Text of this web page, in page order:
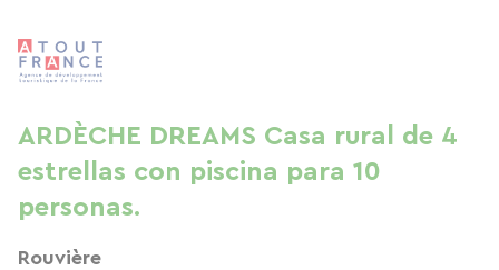
ARDÈCHE DREAMS Casa rural de 4
estrellas con piscina para 10
personas.
Rouvière